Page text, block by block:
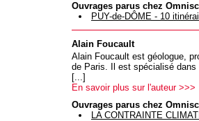
Ouvrages parus chez
PUY-de-DÔME - 10
Alain Foucault
Alain Foucault est géologue,
de Paris. Il est spécialisé
[...]
En savoir plus sur l'auteur >>>
Ouvrages parus chez
LA CONTRAINTE